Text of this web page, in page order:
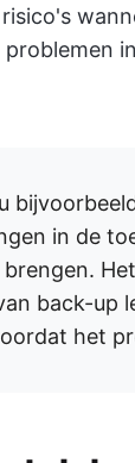
in de
back-up
het